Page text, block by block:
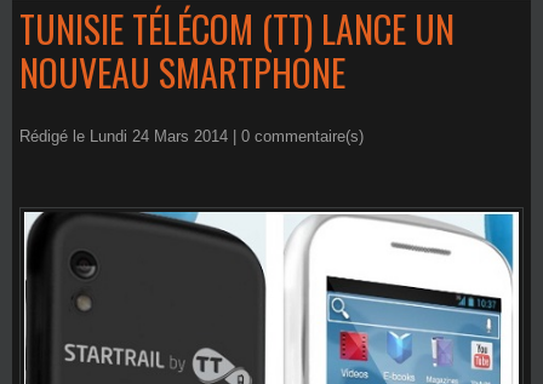
TUNISIE TÉLÉCOM (TT) LANCE UN
NOUVEAU SMARTPHONE
Rédigé le Lundi 24 Mars 2014 | 0 commentaire(s)